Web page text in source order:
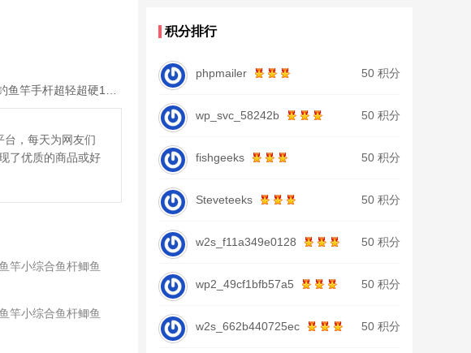
，每天为网友们
了优质的商品或好
竿小综合鱼杆鲫鱼
竿小综合鱼杆鲫鱼
积分排行
phpmailer 50 积分
wp_svc_58242b 50 积分
fishgeeks 50 积分
Steveteeks 50 积分
w2s_f11a349e0128 50 积分
wp2_49cf1bfb57a5 50 积分
w2s_662b440725ec 50 积分